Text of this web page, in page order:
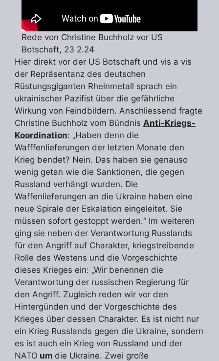
Rede von Christine Buchholz vor US
Botschaft, 23 2.24
Hier direkt vor der US Botschaft und vis a vis
der Repräsentanz des deutschen
Rüstungsgiganten Rheinmetall sprach ein
ukrainischer Pazifist über die gefährliche
Wirkung von Feindbildern. Anschliessend fragte
Christine Buchholz vom Bündnis Anti-Kriegs-
Koordination: „Haben denn die
Wafffenlieferungen der letzten Monate den
Krieg bendet? Nein. Das haben sie genauso
wenig getan wie die Sanktionen, die gegen
Russland verhängt wurden. Die
Waffenlieferungen an die Ukraine haben eine
neue Spirale der Eskalation eingeleitet. Sie
müssen sofort gestoppt werden.“ Im weiteren
ging sie neben der Verantwortung Russlands
für den Angriff auf Charakter, kriegstreibende
Rolle des Westens und die Vorgeschichte
dieses Krieges ein: „Wir benennen die
Verantwortung der russischen Regierung für
den Angriff. Zugleich reden wir vor den
Hintergünden und der Vorgeschichte des
Krieges über dessen Charakter. Es ist nicht nur
ein Krieg Russlands gegen die Ukraine, sondern
es ist auch ein Krieg von Russland und der
NATO um die Ukraine. Zwei große